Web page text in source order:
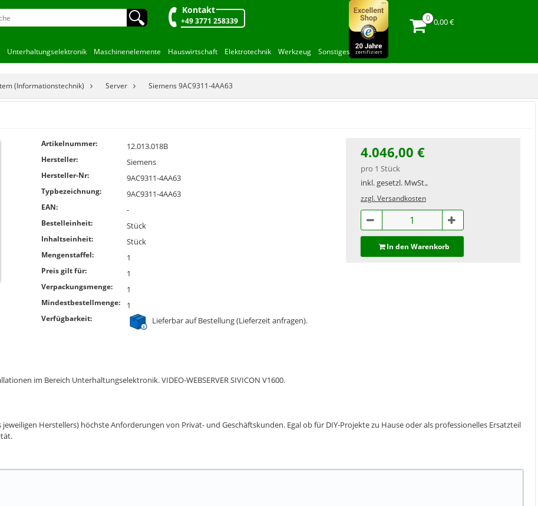
🔍︎ Kontakt
+49 3771 258339 0,00 €
Unterhaltungselektronik Maschinenelemente Hauswirtschaft Elektrotechnik Werkzeug Sonstiges
(Informationstechnik) Server Siemens 9AC9311-4AA63
Artikelnummer: 12.013.018B
Hersteller: Siemens
Hersteller-Nr: 9AC9311-4AA63
Typbezeichnung: 9AC9311-4AA63
EAN: -
Bestelleinheit: Stück
Inhaltseinheit: Stück
Mengenstaffel: 1
Preis gilt für: 1
Verpackungsmenge: 1
Mindestbestellmenge: 1
Verfügbarkeit: Lieferbar auf Bestellung (Lieferzeit anfragen).
4.046,00 €
pro 1 Stück
inkl. gesetzl. MwSt.,
zzgl. Versandkosten
In den Warenkorb
im Bereich Unterhaltungselektronik. VIDEO-WEBSERVER SIVICON V1600.
Herstellers) höchste Anforderungen von Privat- und Geschäftskunden. Egal ob für DIY-Projekte zu Hause oder als professionelles Ersatzteil